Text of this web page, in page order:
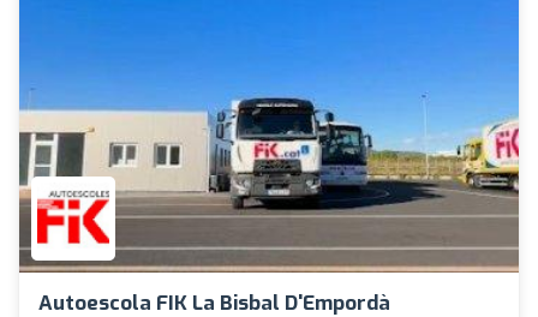
Autoescola FIK La Bisbal D'Empordà